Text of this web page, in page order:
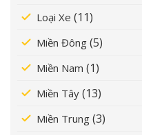
Loại Xe (11)
Miền Đông (5)
Miền Nam (1)
Miền Tây (13)
Miền Trung (3)